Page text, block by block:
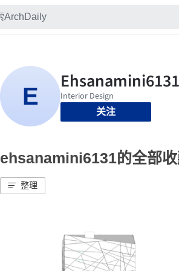
关注
ehsanamini6131的全部
整理